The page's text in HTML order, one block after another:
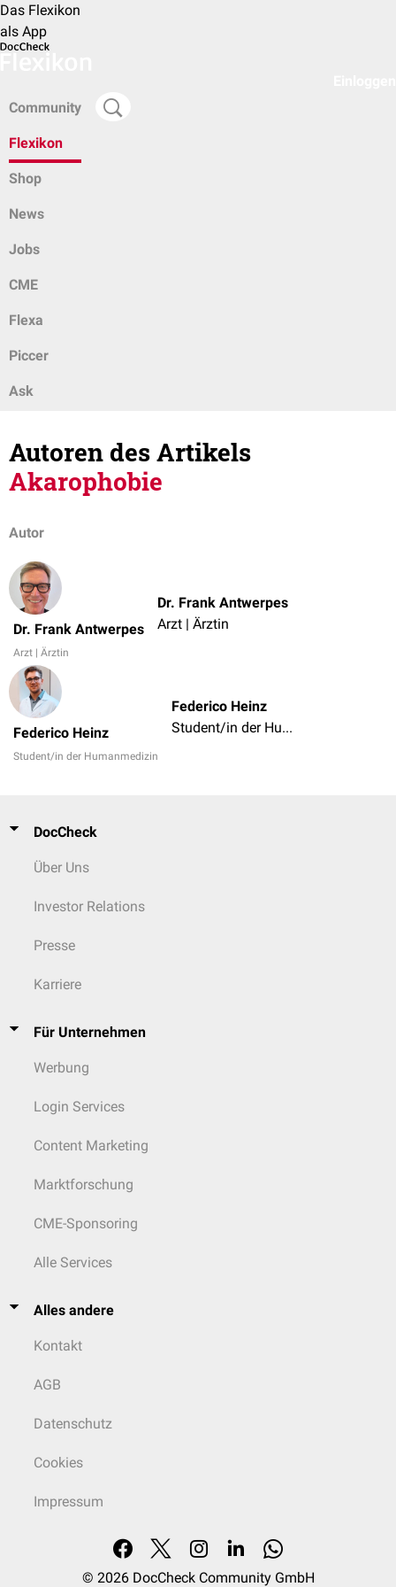
Das Flexikon
als App
Community
Flexikon
Shop
News
Jobs
CME
Flexa
Piccer
Ask
Autoren des Artikels
Akarophobie
Autor
Dr. Frank Antwerpes
Arzt | Ärztin
Dr. Frank Antwerpes
Arzt | Ärztin
Federico Heinz
Student/in der Humanmedizin
Federico Heinz
Student/in der Humanmedizin
DocCheck
Über Uns
Investor Relations
Presse
Karriere
Für Unternehmen
Werbung
Login Services
Content Marketing
Marktforschung
CME-Sponsoring
Alle Services
Alles andere
Kontakt
AGB
Datenschutz
Cookies
Impressum
© 2026 DocCheck Community GmbH